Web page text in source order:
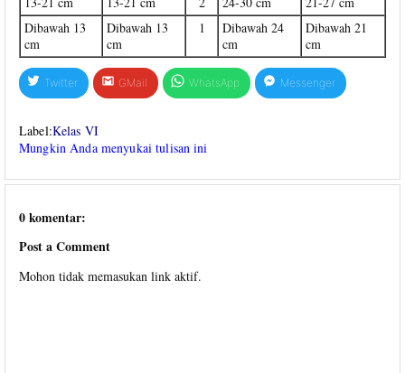
Dibawah 13
cm
Dibawah 13
cm
1
Dibawah 24
cm
Dibawah 21
cm
Twitter GMail WhatsApp Messenger
Label:Kelas VI
Mungkin Anda menyukai tulisan ini
0 komentar:
Post a Comment
Mohon tidak memasukan link aktif.